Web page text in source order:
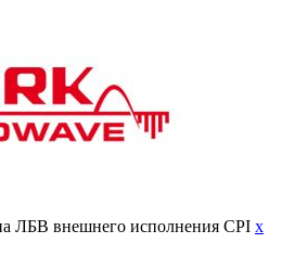
ЛБВ внешнего исполнения CPI x